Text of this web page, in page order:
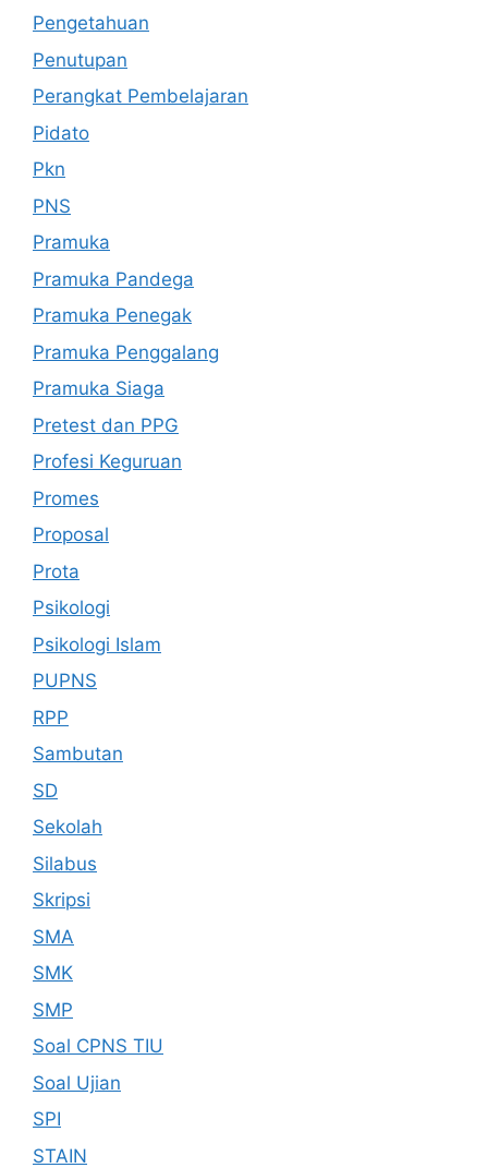
Pengetahuan
Penutupan
Perangkat Pembelajaran
Pidato
Pkn
PNS
Pramuka
Pramuka Pandega
Pramuka Penegak
Pramuka Penggalang
Pramuka Siaga
Pretest dan PPG
Profesi Keguruan
Promes
Proposal
Prota
Psikologi
Psikologi Islam
PUPNS
RPP
Sambutan
SD
Sekolah
Silabus
Skripsi
SMA
SMK
SMP
Soal CPNS TIU
Soal Ujian
SPI
STAIN